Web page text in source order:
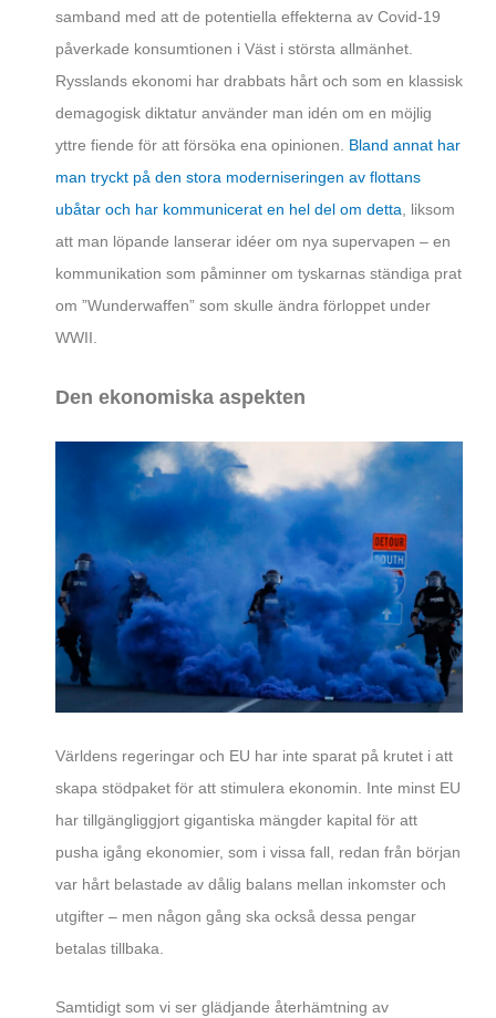
samband med att de potentiella effekterna av Covid-19
påverkade konsumtionen i Väst i största allmänhet.
Rysslands ekonomi har drabbats hårt och som en klassisk
demagogisk diktatur använder man idén om en möjlig
yttre fiende för att försöka ena opinionen. Bland annat har
man tryckt på den stora moderniseringen av flottans
ubåtar och har kommunicerat en hel del om detta , liksom
att man löpande lanserar idéer om nya supervapen – en
kommunikation som påminner om tyskarnas ständiga prat
om ”Wunderwaffen” som skulle ändra förloppet under
WWII.
Den ekonomiska aspekten
Världens regeringar och EU har inte sparat på krutet i att
skapa stödpaket för att stimulera ekonomin. Inte minst EU
har tillgängliggjort gigantiska mängder kapital för att
pusha igång ekonomier, som i vissa fall, redan från början
var hårt belastade av dålig balans mellan inkomster och
utgifter – men någon gång ska också dessa pengar
betalas tillbaka.
Samtidigt som vi ser glädjande återhämtning av